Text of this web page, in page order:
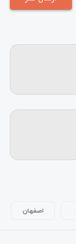
اصفهان